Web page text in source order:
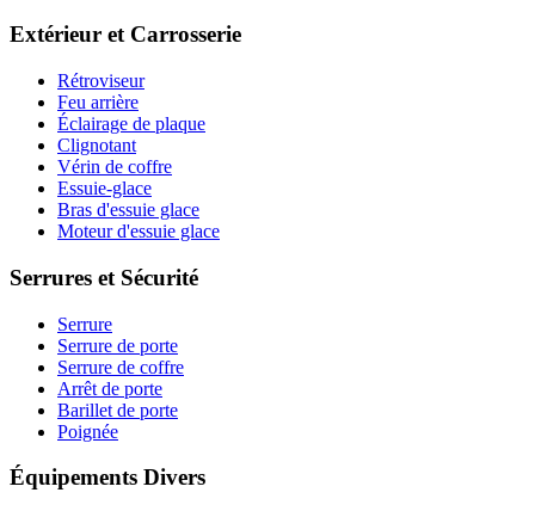
Extérieur et Carrosserie
Rétroviseur
Feu arrière
Éclairage de plaque
Clignotant
Vérin de coffre
Essuie-glace
Bras d'essuie glace
Moteur d'essuie glace
Serrures et Sécurité
Serrure
Serrure de porte
Serrure de coffre
Arrêt de porte
Barillet de porte
Poignée
Équipements Divers